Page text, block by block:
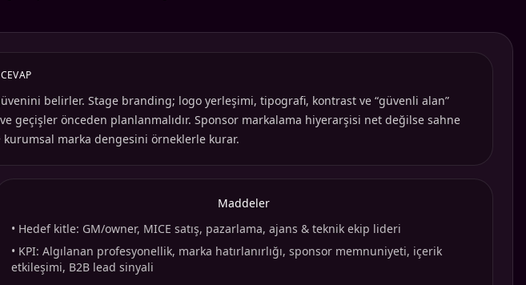
belirler. Stage branding; logo yerleşimi, tipografi, kontrast ve “güvenli alan”
geçişler önceden planlanmalıdır. Sponsor markalama hiyerarşisi net değilse sahne
kurumsal marka dengesini örneklerle kurar.
Maddeler
• Hedef kitle: GM/owner, MICE satış, pazarlama, ajans & teknik ekip lideri
• KPI: Algılanan profesyonellik, marka hatırlanırlığı, sponsor memnuniyeti, içerik
etkileşimi, B2B lead sinyali